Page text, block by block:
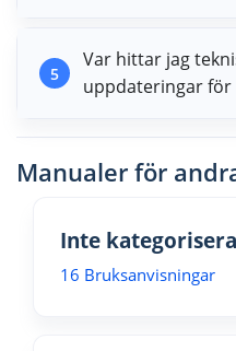
5
Var hittar jag
uppdateringar för
Manualer för
Inte
16 Bruksanvisningar